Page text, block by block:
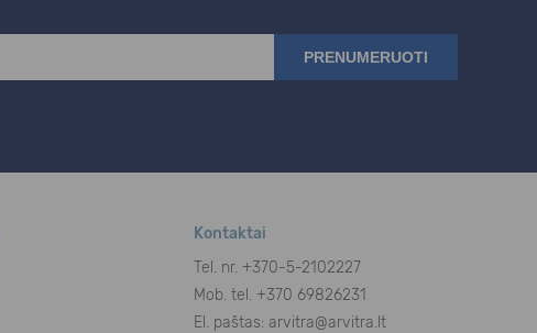
Kontaktai
Tel. nr. +370-5-2102227
Mob. tel. +370 69826231
El. paštas: arvitra@arvitra.lt